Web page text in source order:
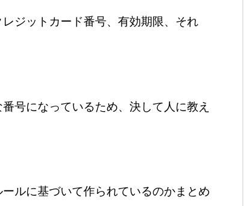
ジットカード番号、有効期限、それ
号になっているため、決して人に教え
ルに基づいて作られているのかまとめ